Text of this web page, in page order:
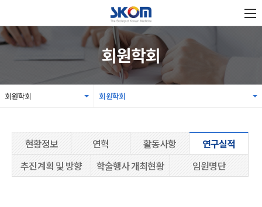
회원학회
회원학회 회원학회
현황정보 연혁 활동사항
연구실적
추진계획 및 방향
학술행사 개최현황 임원명단